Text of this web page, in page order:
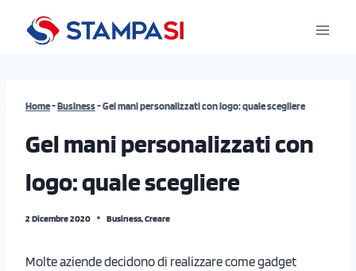
Home-Business-Gel mani personalizzati con logo: quale scegliere
Gel mani personalizzati con
logo: quale scegliere
2 Dicembre 2020 Business,Creare
Molte aziende decidono di realizzare come gadget